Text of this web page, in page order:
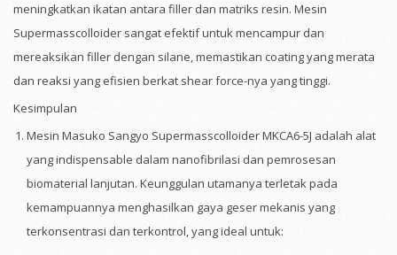
meningkatkan ikatan antara filler dan matriks resin. Mesin
Supermasscolloider sangat efektif untuk mencampur dan
mereaksikan filler dengan silane, memastikan coating yang merata
dan reaksi yang efisien berkat shear force-nya yang tinggi.
Kesimpulan
Mesin Masuko Sangyo Supermasscolloider MKCA6-5J adalah alat
yang indispensable dalam nanofibrilasi dan pemrosesan
biomaterial lanjutan. Keunggulan utamanya terletak pada
kemampuannya menghasilkan gaya geser mekanis yang
terkonsentrasi dan terkontrol, yang ideal untuk: